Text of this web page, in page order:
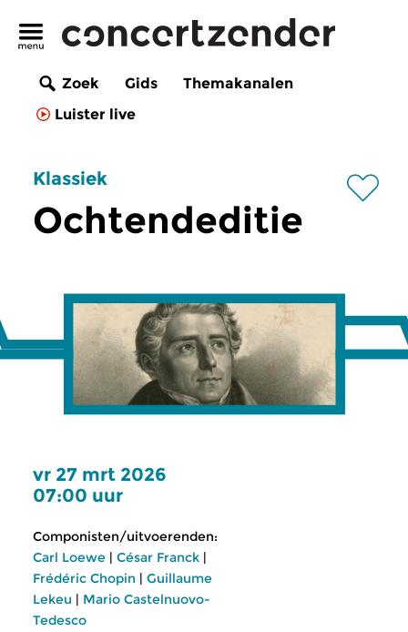
Zoek Gids
Themakanalen
Luister live
Klassiek
Ochtendeditie
vr 27 mrt 2026
07:00 uur
Componisten/uitvoerenden:
Carl Loewe | César Franck |
Frédéric Chopin | Guillaume
Lekeu | Mario Castelnuovo-
Tedesco